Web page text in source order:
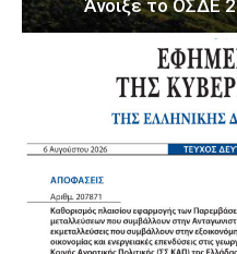
Άνοιξε το ΟΣΔΕ